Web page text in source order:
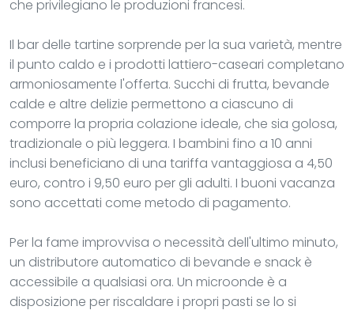
che privilegiano le produzioni francesi.
Il bar delle tartine sorprende per la sua varietà, mentre
il punto caldo e i prodotti lattiero-caseari completano
armoniosamente l'offerta. Succhi di frutta, bevande
calde e altre delizie permettono a ciascuno di
comporre la propria colazione ideale, che sia golosa,
tradizionale o più leggera. I bambini fino a 10 anni
inclusi beneficiano di una tariffa vantaggiosa a 4,50
euro, contro i 9,50 euro per gli adulti. I buoni vacanza
sono accettati come metodo di pagamento.
Per la fame improvvisa o necessità dell'ultimo minuto,
un distributore automatico di bevande e snack è
accessibile a qualsiasi ora. Un microonde è a
disposizione per riscaldare i propri pasti se lo si